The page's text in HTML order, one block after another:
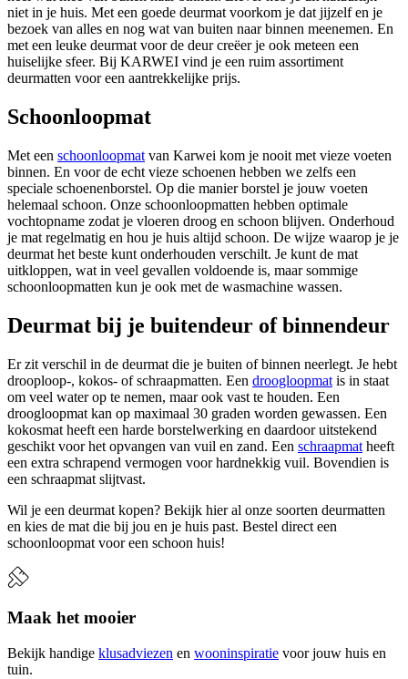
niet in je huis. Met een goede deurmat voorkom je dat jijzelf en je
bezoek van alles en nog wat van buiten naar binnen meenemen. En
met een leuke deurmat voor de deur creëer je ook meteen een
huiselijke sfeer. Bij KARWEI vind je een ruim assortiment
deurmatten voor een aantrekkelijke prijs.
Schoonloopmat
Met een schoonloopmat van Karwei kom je nooit met vieze voeten
binnen. En voor de echt vieze schoenen hebben we zelfs een
speciale schoenenborstel. Op die manier borstel je jouw voeten
helemaal schoon. Onze schoonloopmatten hebben optimale
vochtopname zodat je vloeren droog en schoon blijven. Onderhoud
je mat regelmatig en hou je huis altijd schoon. De wijze waarop je je
deurmat het beste kunt onderhouden verschilt. Je kunt de mat
uitkloppen, wat in veel gevallen voldoende is, maar sommige
schoonloopmatten kun je ook met de wasmachine wassen.
Deurmat bij je buitendeur of binnendeur
Er zit verschil in de deurmat die je buiten of binnen neerlegt. Je hebt
drooploop-, kokos- of schraapmatten. Een droogloopmat is in staat
om veel water op te nemen, maar ook vast te houden. Een
droogloopmat kan op maximaal 30 graden worden gewassen. Een
kokosmat heeft een harde borstelwerking en daardoor uitstekend
geschikt voor het opvangen van vuil en zand. Een schraapmat heeft
een extra schrapend vermogen voor hardnekkig vuil. Bovendien is
een schraapmat slijtvast.
Wil je een deurmat kopen? Bekijk hier al onze soorten deurmatten
en kies de mat die bij jou en je huis past. Bestel direct een
schoonloopmat voor een schoon huis!
Maak het mooier
Bekijk handige klusadviezen en wooninspiratie voor jouw huis en
tuin.